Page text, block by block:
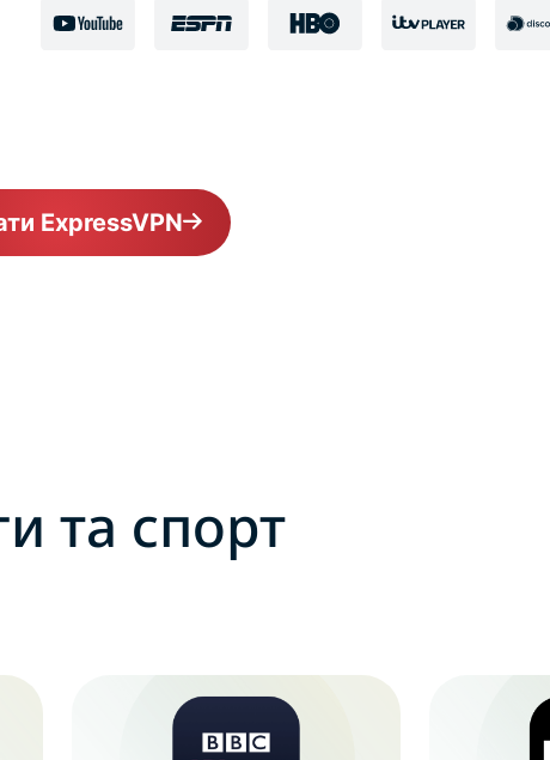
ExpressVPN
та спорт